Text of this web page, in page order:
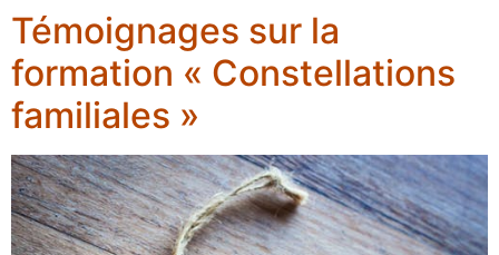
Témoignages sur la
formation « Constellations
familiales »